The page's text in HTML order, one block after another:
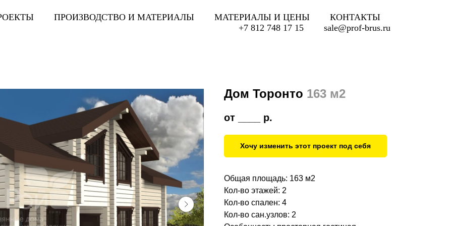
ПРОИЗВОДСТВО И МАТЕРИАЛЫ МАТЕРИАЛЫ И ЦЕНЫ
КОНТАКТЫ
+7 812 748 17 15
sale@prof-brus.ru
Дом Торонто 163 м2
от ____ р.
Хочу изменить этот проект под себя
Общая площадь: 163 м2
Кол-во этажей: 2
Кол-во спален: 4
Кол-во сан.узлов: 2